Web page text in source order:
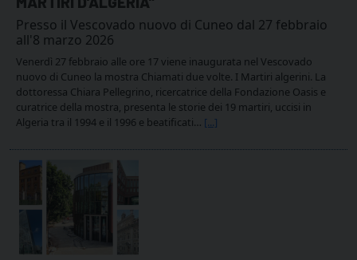
Presso il Vescovado nuovo di Cuneo dal 27 febbraio
all'8 marzo 2026
Venerdì 27 febbraio alle ore 17 viene inaugurata nel Vescovado
nuovo di Cuneo la mostra Chiamati due volte. I Martiri algerini. La
dottoressa Chiara Pellegrino, ricercatrice della Fondazione Oasis e
curatrice della mostra, presenta le storie dei 19 martiri, uccisi in
Algeria tra il 1994 e il 1996 e beatificati… [...]